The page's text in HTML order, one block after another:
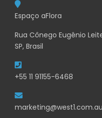
Espaço aFlora
Rua Cônego Eugênio
SP, Brasil
+55 11 91155-6468
marketing@west1.com.au